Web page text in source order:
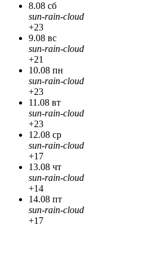
8.08 сб
sun-rain-cloud
+23
9.08 вс
sun-rain-cloud
+21
10.08 пн
sun-rain-cloud
+23
11.08 вт
sun-rain-cloud
+23
12.08 ср
sun-rain-cloud
+17
13.08 чт
sun-rain-cloud
+14
14.08 пт
sun-rain-cloud
+17